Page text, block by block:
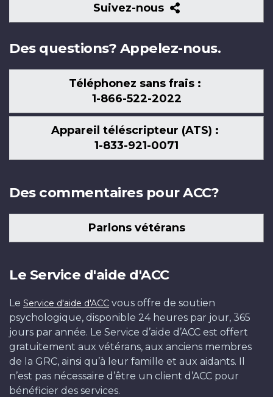
Suivez-nous
Suivez-
nous
Des questions? Appelez-nous.
Téléphonez sans frais :
1-866-522-2022
Appareil téléscripteur (ATS) :
1-833-921-0071
Des commentaires pour ACC?
Parlons vétérans
Le Service d'aide d'ACC
Le Service d'aide d'ACC vous offre de soutien
psychologique, disponible 24 heures par jour, 365
jours par année. Le Service d’aide d’ACC est offert
gratuitement aux vétérans, aux anciens membres
de la GRC, ainsi qu’à leur famille et aux aidants. Il
n’est pas nécessaire d’être un client d’ACC pour
bénéficier des services.